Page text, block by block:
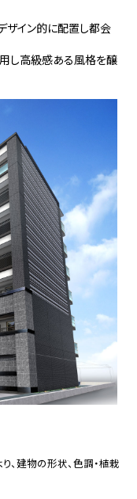
ザイン的に配置し都会
し高級感ある風格を醸
建物の形状、色調・植栽